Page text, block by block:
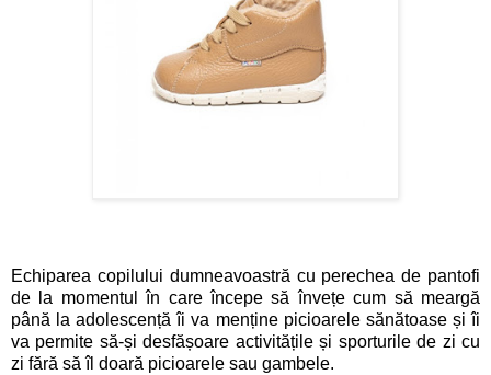
Echiparea copilului dumneavoastră cu perechea de pantofi
de la momentul în care începe să învețe cum să meargă
până la adolescență îi va menține picioarele sănătoase și îi
va permite să-și desfășoare activitățile și sporturile de zi cu
zi fără să îl doară picioarele sau gambele.